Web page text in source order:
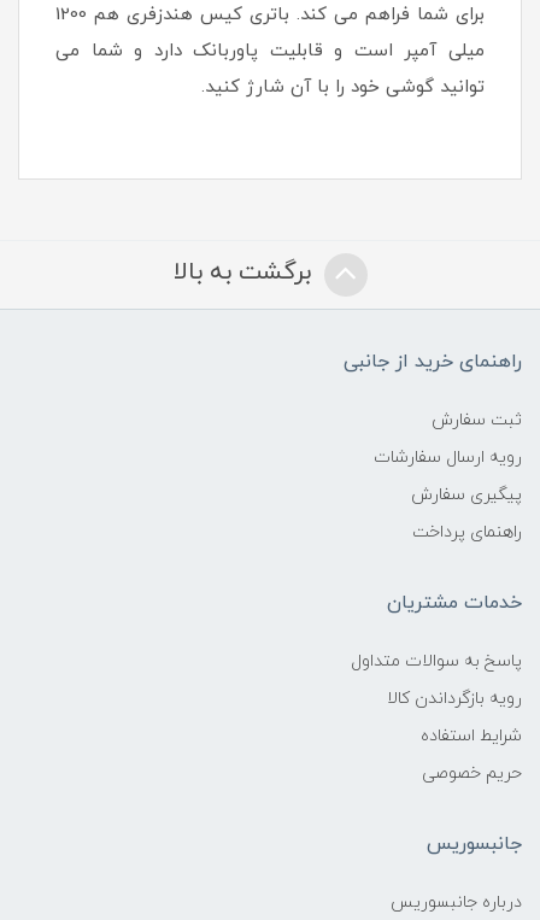
برای شما فراهم می کند. باتری کیس هندزفری هم 1200
میلی آمپر است و قابلیت پاوربانک دارد و شما می
توانید گوشی خود را با آن شارژ کنید.
برگشت به بالا
راهنمای خرید از جانبی
ثبت سفارش
رویه ارسال سفارشات
پیگیری سفارش
راهنمای پرداخت
خدمات مشتریان
پاسخ به سوالات متداول
رویه بازگرداندن کالا
شرایط استفاده
حریم خصوصی
جانبسوریس
درباره جانبسوریس